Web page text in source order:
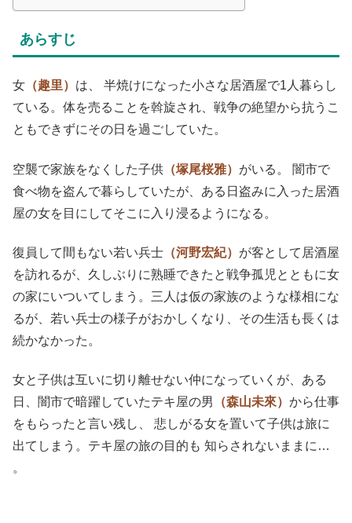
あらすじ
女 （趣里） は、 半焼けになった小さな居酒屋で1人暮らし
ている。体を売ることを斡旋され、戦争の絶望から抗うこ
ともできずにその日を過ごしていた。
空襲で家族をなくした子供 （塚尾桜雅） がいる。 闇市で
食べ物を盗んで暮らしていたが、ある日盗みに入った居酒
屋の女を目にしてそこに入り浸るようになる。
復員して間もない若い兵士 （河野宏紀） が客として居酒屋
を訪れるが、久しぶりに熟睡できたと戦争孤児とともに女
の家にいついてしまう。三人は仮の家族のような様相にな
るが、若い兵士の様子がおかしくなり、その生活も長くは
続かなかった。
女と子供は互いに切り離せない仲になっていくが、ある
日、闇市で暗躍していたテキ屋の男
（森山未來） から仕事
をもらったと言い残し、 悲しがる女を置いて子供は旅に
出てしまう。テキ屋の旅の目的も 知らされないままに…
。